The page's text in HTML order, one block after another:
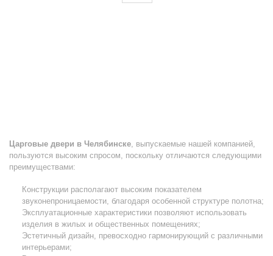
Царговые двери в Челябинске, выпускаемые нашей компанией,
пользуются высоким спросом, поскольку отличаются следующими
преимуществами:
Конструкции располагают высоким показателем
звуконепроницаемости, благодаря особенной структуре полотна;
Эксплуатационные характеристики позволяют использовать
изделия в жилых и общественных помещениях;
Эстетичный дизайн, превосходно гармонирующий с различными
интерьерами;